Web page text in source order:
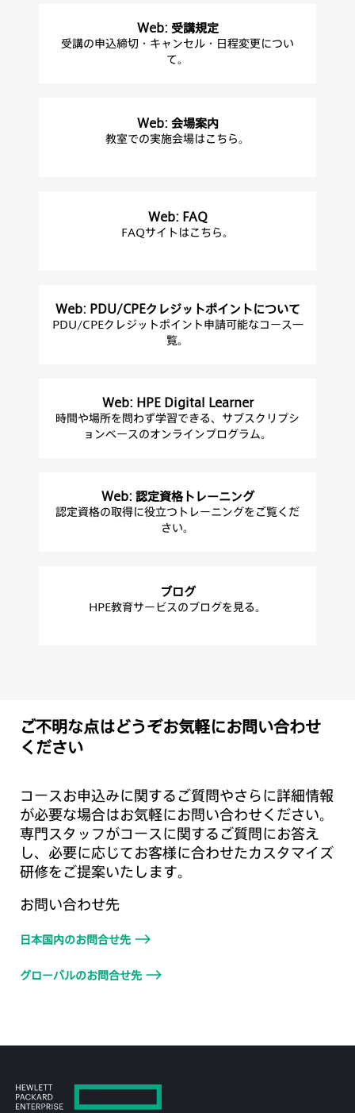
Web: 受講規定
受講の申込締切・キャンセル・日程変更につい
て。
Web: 会場案内
教室での実施会場はこちら。
Web: FAQ
FAQサイトはこちら。
Web: PDU/CPEクレジットポイントについて
PDU/CPEクレジットポイント申請可能なコース一
覧。
Web: HPE Digital Learner
時間や場所を問わず学習できる、サブスクリプシ
ョンベースのオンラインプログラム。
Web: 認定資格トレーニング
認定資格の取得に役立つトレーニングをご覧くだ
さい。
ブログ
HPE教育サービスのブログを見る。
ご不明な点はどうぞお気軽にお問い合わせ
ください
コースお申込みに関するご質問やさらに詳細情報
が必要な場合はお気軽にお問い合わせください。
専門スタッフがコースに関するご質問にお答え
し、必要に応じてお客様に合わせたカスタマイズ
研修をご提案いたします。
お問い合わせ先
日本国内のお問合せ先
グローバルのお問合せ先